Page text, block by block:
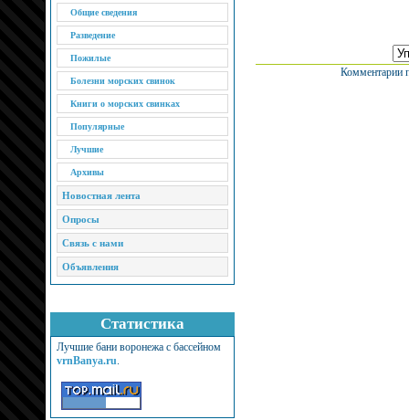
Общие сведения
Разведение
Пожилые
Болезни морских свинок
Книги о морских свинках
Популярные
Лучшие
Архивы
Новостная лента
Опросы
Связь с нами
Объявления
Статистика
Лучшие бани воронежа с бассейном
vrnBanya.ru.
Комментарии